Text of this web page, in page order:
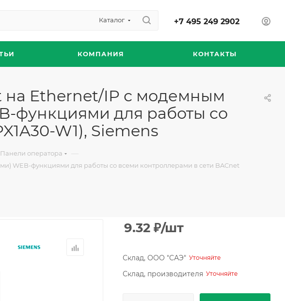
Каталог +7 495 249 2902
КОМПАНИЯ КОНТАКТЫ
на Ethernet/IP с модемным
функциями для работы со
W1), Siemens
Панели оператора —
WEB-функциями для работы со всеми контроллерами в сети BACnet
9.32 ₽/шт
Склад, ООО "САЭ" Уточняйте
Склад, производителя Уточняйте